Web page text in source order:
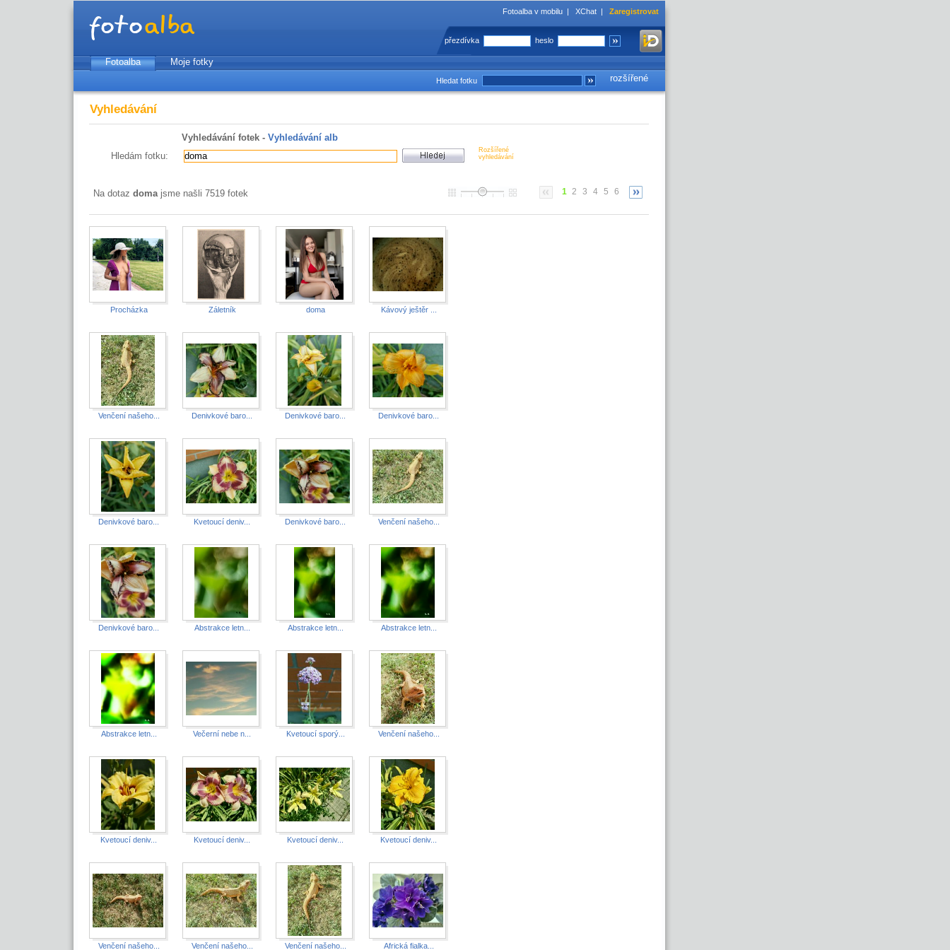
Fotoalba v mobilu | XChat | Zaregistrovat
přezdívka heslo
Fotoalba
Moje fotky
rozšířené
Hledat fotku
Vyhledávání
Vyhledávání fotek - Vyhledávání alb
Hledám fotku:
Rozšířené
vyhledávání
1 2 3 4 5 6
Na dotaz doma jsme našli 7519 fotek
Procházka Záletník doma Kávový ještěr ...
Venčení našeho... Denivkové baro... Denivkové baro... Denivkové baro...
Denivkové baro... Kvetoucí deniv... Denivkové baro... Venčení našeho...
Denivkové baro... Abstrakce letn... Abstrakce letn... Abstrakce letn...
Abstrakce letn... Večerní nebe n... Kvetoucí sporý... Venčení našeho...
Kvetoucí deniv... Kvetoucí deniv... Kvetoucí deniv... Kvetoucí deniv...
Venčení našeho... Venčení našeho... Venčení našeho... Africká fialka...